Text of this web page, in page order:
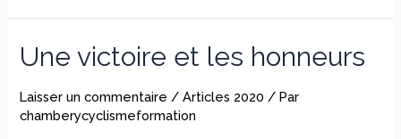
Une victoire et les honneurs
Laisser un commentaire /Articles 2020 / Par
chamberycyclismeformation